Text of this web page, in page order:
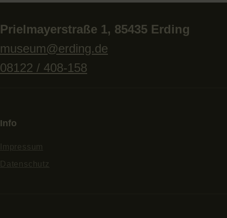
Prielmayerstraße 1, 85435 Erding
museum@erding.de
08122 / 408-158
Info
Impressum
Datenschutz